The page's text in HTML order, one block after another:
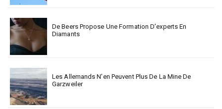
De Beers Propose Une Formation D’experts En
Diamants
Les Allemands N’en Peuvent Plus De La Mine De
Garzweiler